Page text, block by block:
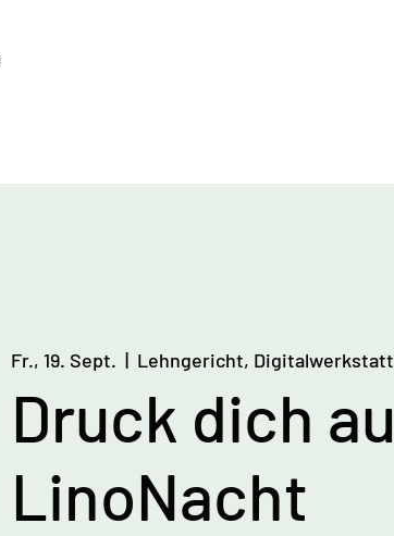
Fr., 19. Sept.
  |
Lehngericht, Digitalwerkstatt
Druck dich
LinoNacht